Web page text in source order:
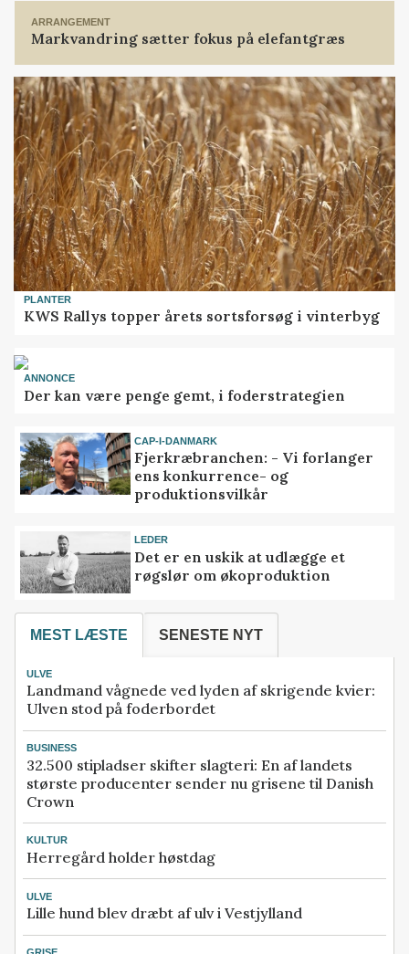
ARRANGEMENT
Markvandring sætter fokus på elefantgræs
PLANTER
KWS Rallys topper årets sortsforsøg i vinterbyg
ANNONCE
Der kan være penge gemt, i foderstrategien
CAP-I-DANMARK
Fjerkræbranchen: - Vi forlanger
ens konkurrence- og
produktionsvilkår
LEDER
Det er en uskik at udlægge et
røgslør om økoproduktion
MEST LÆSTE SENESTE NYT
ULVE
Landmand vågnede ved lyden af skrigende kvier:
Ulven stod på foderbordet
BUSINESS
32.500 stipladser skifter slagteri: En af landets
største producenter sender nu grisene til Danish
Crown
KULTUR
Herregård holder høstdag
ULVE
Lille hund blev dræbt af ulv i Vestjylland